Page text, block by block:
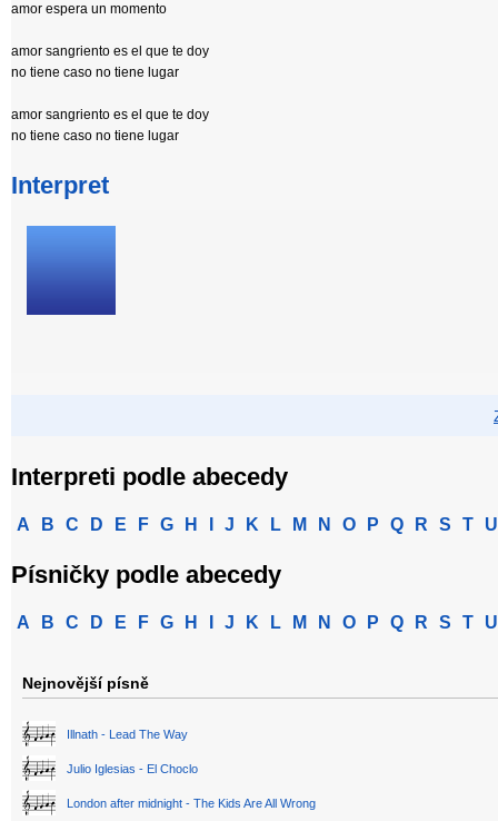
amor espera un momento
amor sangriento es el que te doy
no tiene caso no tiene lugar
amor sangriento es el que te doy
no tiene caso no tiene lugar
Interpret
Interpreti podle abecedy
A B C D E F G H J K L M N O P Q R S T U
Písničky podle abecedy
A B C D E F G H J K L M N O P Q R S T U
Nejnovější písně
Illnath - Lead The Way
Julio Iglesias - El Choclo
London after midnight - The Kids Are All Wrong